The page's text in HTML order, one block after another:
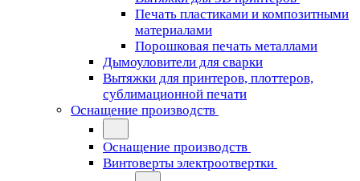
Печать пластиками и композитными
материалами
Порошковая печать металлами
Дымоуловители для сварки
Вытяжки для принтеров, плоттеров,
сублимационной печати
Оснащение производств
Оснащение производств
Винтоверты электроотвертки